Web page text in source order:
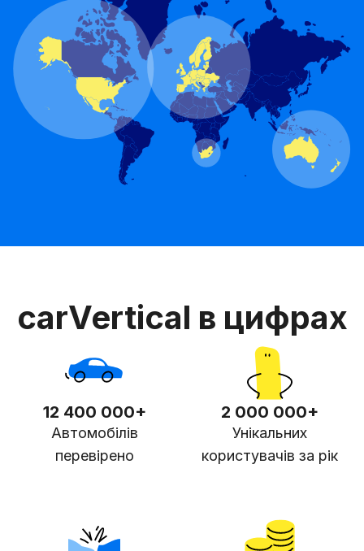
carVertical в цифрах
12 400 000+
Автомобілів
перевірено
2 000 000+
Унікальних
користувачів за рік